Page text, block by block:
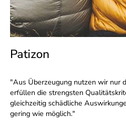
Patizon
"Aus Überzeugung nutzen wir nur
erfüllen die strengsten
gleichzeitig schädliche
gering wie möglich."